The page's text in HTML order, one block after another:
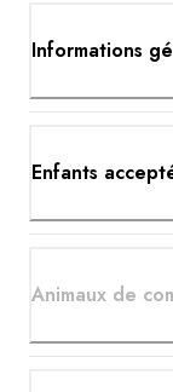
Informations
Enfants
Animaux de